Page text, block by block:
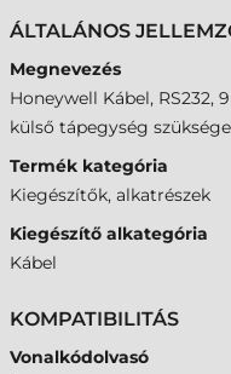
ÁLTALÁNOS
Megnevezés
Honeywell Kábel, RS232,
külső tápegység
Termék kategória
Kiegészítők, alkatrészek
Kiegészítő alkategória
Kábel
KOMPATIBILITÁS
Vonalkódolvasó